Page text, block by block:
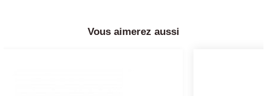
Vous aimerez aussi